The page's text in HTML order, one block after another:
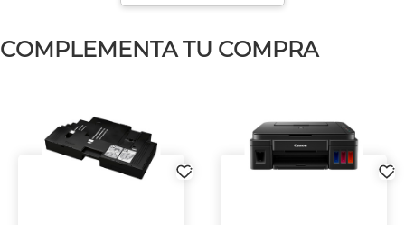
COMPLEMENTA TU COMPRA